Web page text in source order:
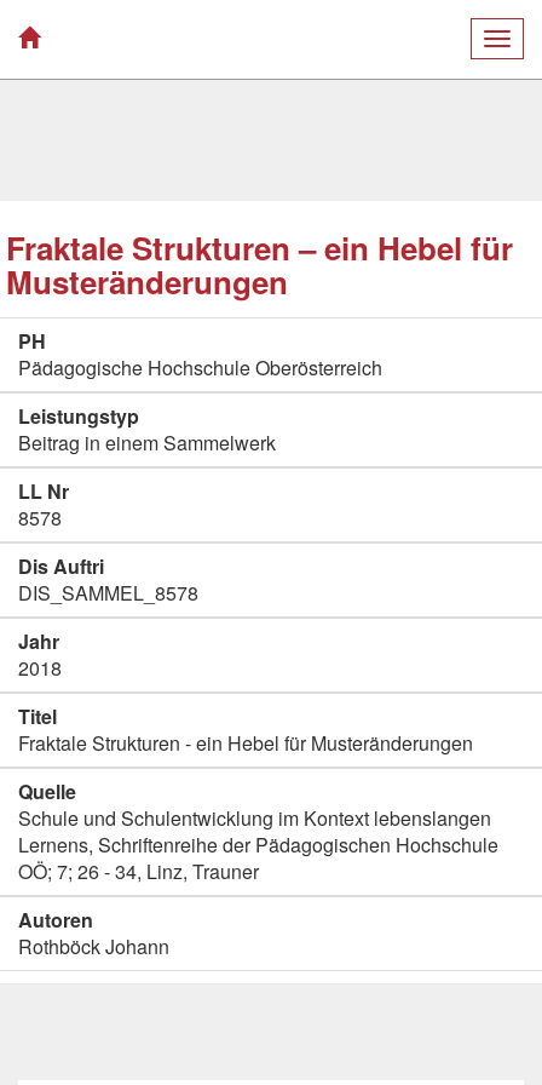
Fraktale Strukturen – ein Hebel für
Musteränderungen
PH
Pädagogische Hochschule Oberösterreich
Leistungstyp
Beitrag in einem Sammelwerk
LL Nr
8578
Dis Auftri
DIS_SAMMEL_8578
Jahr
2018
Titel
Fraktale Strukturen - ein Hebel für Musteränderungen
Quelle
Schule und Schulentwicklung im Kontext lebenslangen
Lernens, Schriftenreihe der Pädagogischen Hochschule
OÖ; 7; 26 - 34, Linz, Trauner
Autoren
Rothböck Johann